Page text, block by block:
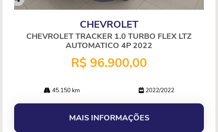
Co
CHEVROLET
CHEVROLET TRACKER 1.0 TURBO FLEX LTZ
AUTOMATICO 4P 2022
R$ 96.900,00
45.150 km 2022/2022
MAIS INFORMAÇÕES